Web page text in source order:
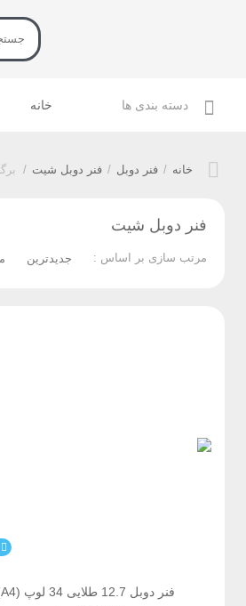
دسته بندی ها خانه
خانه / فنر دوبل / فنر دوبل شیت /
فنر دوبل شیت
مرتب سازی بر اساس : جدیدترین
فنر دوبل 12.7 طلایی 34 لوپ (A4)